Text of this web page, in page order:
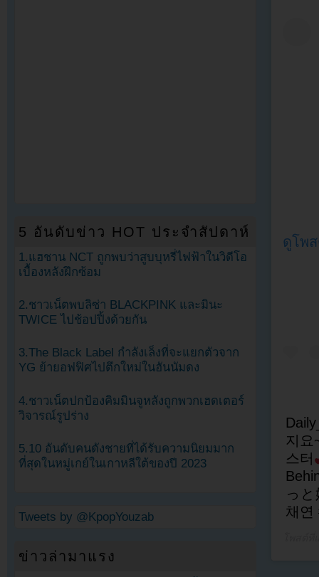
ดูโพ
지
스터
っ
채연
5 อันดับข่าว HOT ประจำสัปดาห์
1.แฮชาน NCT ถูกพบว่าสูบบุหรี่ไฟฟ้าในวิดีโอ
เบื้องหลังฝึกซ้อม
2.ชาวเน็ตพบลิซ่า BLACKPINK และมินะ
TWICE ไปช้อปปิ้งด้วยกัน
3.The Black Label กำลังเล็งที่จะแยกตัวจาก
YG ย้ายอฟฟิศไปตึกใหม่ในฮันนัมดง
4.ชาวเน็ตปกป้องคิมมินจูหลังถูกพวกเฮดเตอร์
วิจารณ์รูปร่าง
5.10 อันดับคนดังชายที่ได้รับความนิยมมาก
ที่สุดในหมู่เกย์ในเกาหลีใต้ของปี 2023
Tweets by @KpopYouzab
ข่าวล่ามาแรง